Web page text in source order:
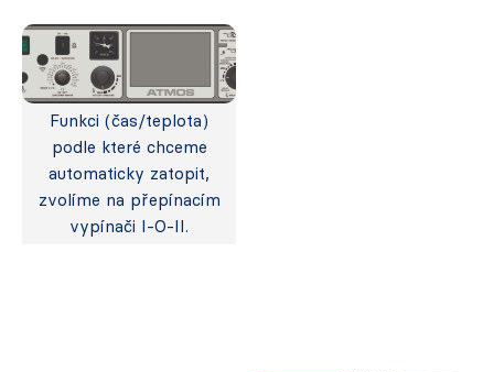
Funkci (čas/teplota)
podle které chceme
automaticky zatopit,
zvolíme na přepínacím
vypínači I-O-II.